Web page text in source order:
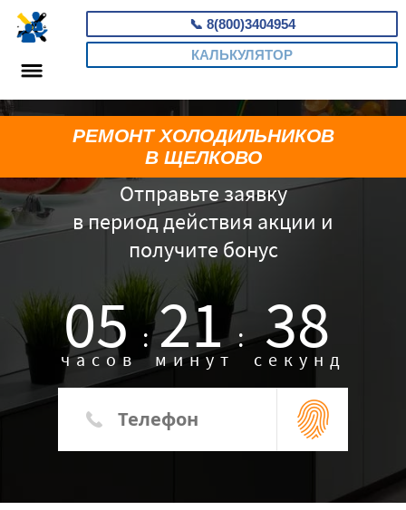
📞 8(800)3404954
КАЛЬКУЛЯТОР
Отправьте заявку
в период действия акции и
получите бонус
05 :
часов 21 :
минут 37
секунд
РЕМОНТ ХОЛОДИЛЬНИКОВ
В ЩЕЛКОВО